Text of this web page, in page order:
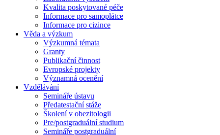
Kvalita poskytované péče
Informace pro samoplátce
Informace pro cizince
Věda a výzkum
Výzkumná témata
Granty
Publikační činnost
Evropské projekty
Významná ocenění
Vzdělávání
Semináře ústavu
Předatestační stáže
Školení v obezitologii
Pre/postgraduální studium
Semináře postgraduální